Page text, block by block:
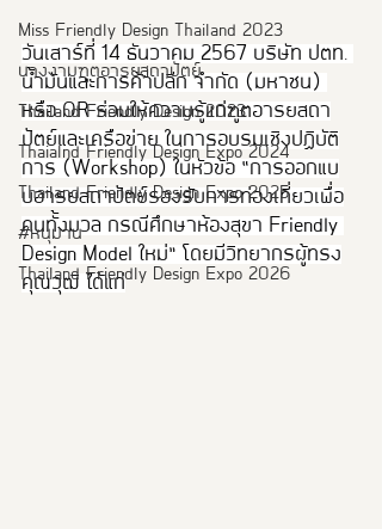
Miss Friendly Design Thailand 2023
นางงามฑูตอารยสถาปัตย์
Thailand Friendly Design 2023
Thaialnd Friendly Design Expo 2024
Thailand Friendly Design Expo 2025
#หนุมาน
Thailand Friendly Design Expo 2026
วันเสาร์ที่ 14 ธันวาคม 2567 บริษัท ปตท.
น้ำมันและการค้าปลีก จำกัด (มหาชน)
หรือ OR ร่วมให้ความรู้แก่ฑูตอารยสถา
ปัตย์และเครือข่าย ในการอบรมเชิงปฏิบัติ
การ (Workshop) ในหัวข้อ “การออกแบ
บอารยสถาปัตย์รองรับการท่องเที่ยวเพื่อ
คนทั้งมวล กรณีศึกษาห้องสุขา Friendly
Design Model ใหม่” โดยมีวิทยากรผู้ทรง
คุณวุฒิ ได้แก่